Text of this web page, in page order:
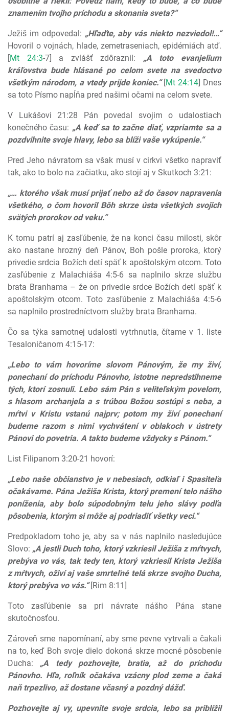
znamením tvojho príchodu a skonania sveta?“
Ježiš im odpovedal: „Hľaďte, aby vás niekto nezviedol!…“
Hovoril o vojnách, hlade, zemetraseniach, epidémiách atď.
[Mt 24:3-7] a zvlášť zdôraznil: „A toto evanjelium
kráľovstva bude hlásané po celom svete na svedoctvo
všetkým národom, a vtedy prijde koniec.“[Mt 24:14] Dnes
sa toto Písmo napĺňa pred našimi očami na celom svete.
V Lukášovi 21:28 Pán povedal svojim o udalostiach
konečného času: „A keď sa to začne diať, vzpriamte sa a
pozdvihnite svoje hlavy, lebo sa blíži vaše vykúpenie.“
Pred Jeho návratom sa však musí v cirkvi všetko napraviť
tak, ako to bolo na začiatku, ako stojí aj v Skutkoch 3:21:
„… ktorého však musí prijať nebo až do časov napravenia
všetkého, o čom hovoril Bôh skrze ústa všetkých svojich
svätých prorokov od veku.“
K tomu patrí aj zasľúbenie, že na konci času milosti, skôr
ako nastane hrozný deň Pánov, Boh pošle proroka, ktorý
privedie srdcia Božích detí späť k apoštolským otcom. Toto
zasľúbenie z Malachiáša 4:5-6 sa naplnilo skrze službu
brata Branhama – že on privedie srdce Božích detí späť k
apoštolským otcom. Toto zasľúbenie z Malachiáša 4:5-6
sa naplnilo prostredníctvom služby brata Branhama.
Čo sa týka samotnej udalosti vytrhnutia, čítame v 1. liste
Tesaloničanom 4:15-17:
„Lebo to vám hovoríme slovom Pánovým, že my živí,
ponechaní do príchodu Pánovho, istotne nepredstihneme
tých, ktorí zosnuli. Lebo sám Pán s veliteľským povelom,
s hlasom archanjela a s trúbou Božou sostúpi s neba, a
mŕtvi v Kristu vstanú najprv; potom my živí ponechaní
budeme razom s nimi vychvátení v oblakoch v ústrety
Pánovi do povetria. A takto budeme vždycky s Pánom.“
List Filipanom 3:20-21 hovorí:
„Lebo naše občianstvo je v nebesiach, odkiaľ i Spasiteľa
očakávame. Pána Ježiša Krista, ktorý premení telo nášho
poníženia, aby bolo súpodobným telu jeho slávy podľa
pôsobenia, ktorým si môže aj podriadiť všetky veci.“
Predpokladom toho je, aby sa v nás naplnilo nasledujúce
Slovo: „A jestli Duch toho, ktorý vzkriesil Ježiša z mŕtvych,
prebýva vo vás, tak tedy ten, ktorý vzkriesil Krista Ježiša
z mŕtvych, oživí aj vaše smrteľné telá skrze svojho Ducha,
ktorý prebýva vo vás.“[Rim 8:11]
Toto zasľúbenie sa pri návrate nášho Pána stane
skutočnosťou.
Zároveň sme napomínaní, aby sme pevne vytrvali a čakali
na to, keď Boh svoje dielo dokoná skrze mocné pôsobenie
Ducha: „A tedy pozhovejte, bratia, až do príchodu
Pánovho. Hľa, roľník očakáva vzácny plod zeme a čaká
naň trpezlivo, až dostane včasný a pozdný dážď.
Pozhovejte aj vy, upevnite svoje srdcia, lebo sa priblížil